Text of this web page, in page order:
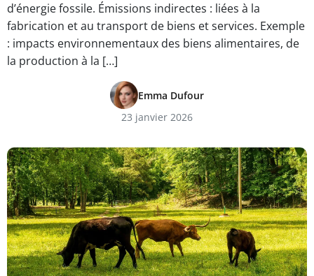
d’énergie fossile. Émissions indirectes : liées à la
fabrication et au transport de biens et services. Exemple
: impacts environnementaux des biens alimentaires, de
la production à la […]
Emma Dufour
23 janvier 2026